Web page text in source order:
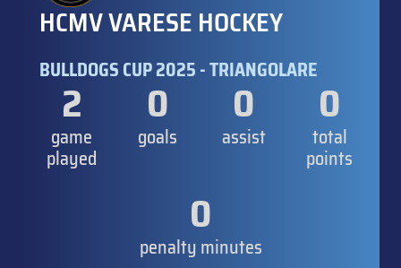
HCMV VARESE HOCKEY
BULLDOGS CUP 2025 - TRIANGOLARE
2
game
played
0
goals
0
assist
0
total
points
0
penalty minutes